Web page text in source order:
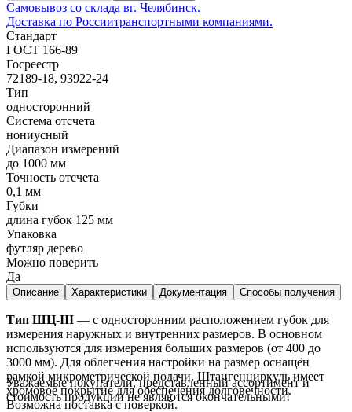
Самовывоз со склада вг. Челябинск.
Доставка по Россиитранспортными компаниями.
Стандарт
ГОСТ 166-89
Госреестр
72189-18, 93922-24
Тип
односторонний
Система отсчета
нониусный
Диапазон измерений
до 1000 мм
Точность отсчета
0,1 мм
Губки
длина губок 125 мм
Упаковка
футляр дерево
Можно поверить
Да
Описание Характеристики Документация Способы получения
Тип ШЦ-III — с односторонним расположением губок для
измерения наружных и внутренних размеров. В основном
используются для измерения больших размеров (от 400 до
3000 мм). Для облегчения настройки на размер оснащён
рамкой микрометрической подачи. Штангенциркуль имеет
хромовое покрытие для обеспечения долговечности.
Возможна поставка с поверкой.
Уважаемые покупатели, представленный ассортимент и
стоимость продукции не являются окончательными!